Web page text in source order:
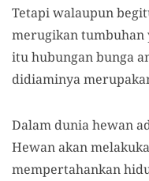
Tetapi walaupun
merugikan tumbuhan
itu hubungan bunga
didiaminya
Dalam dunia hewan
Hewan akan
mempertahankan